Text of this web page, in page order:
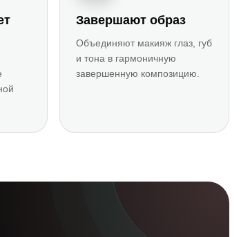
Завершают образ
Объединяют макияж глаз, губ
и тона в гармоничную
завершенную композицию.